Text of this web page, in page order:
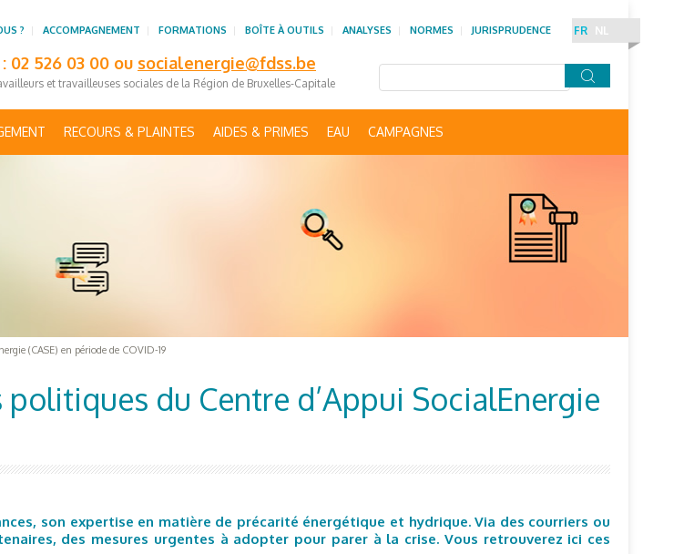
02 526 03 00 ou socialenergie@fdss.be
et travailleuses sociales de la Région de Bruxelles-Capitale
? ACCOMPAGNEMENT FORMATIONS BOÎTE À OUTILS ANALYSES NORMES JURISPRUDENCE FR NL
RECOURS & PLAINTES AIDES & PRIMES EAU CAMPAGNES
(CASE) en période de COVID-19
du Centre d’Appui SocialEnergie
son expertise en matière de précarité énergétique et hydrique. Via des courriers ou
des mesures urgentes à adopter pour parer à la crise. Vous retrouverez ici ces